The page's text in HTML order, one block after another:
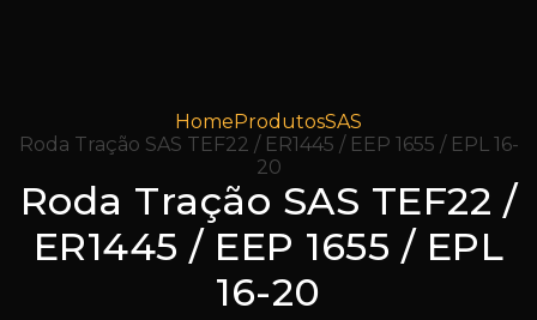
HomeProdutosSAS
Roda Tração SAS TEF22 / ER1445 / EEP 1655 / EPL 16-
20
Roda Tração SAS TEF22 /
ER1445 / EEP 1655 / EPL
16-20